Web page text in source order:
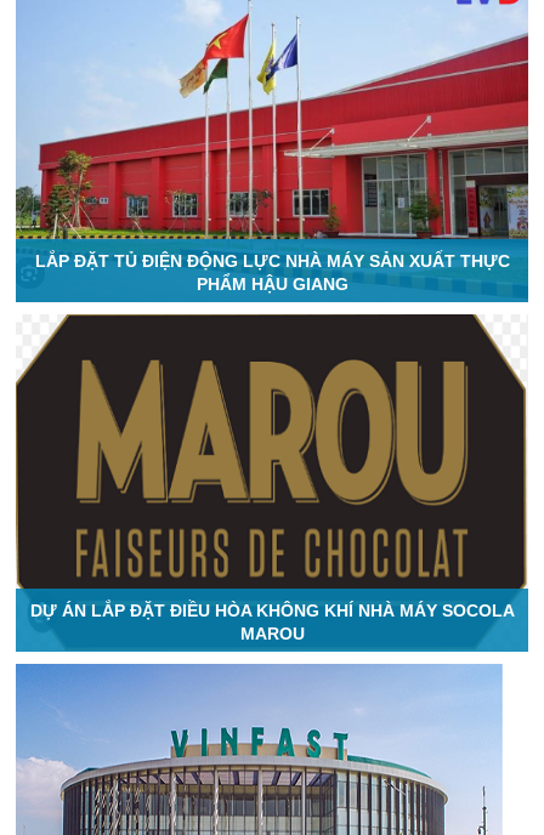
LẮP ĐẶT TỦ ĐIỆN ĐỘNG LỰC NHÀ MÁY SẢN XUẤT THỰC
PHẨM HẬU GIANG
DỰ ÁN LẮP ĐẶT ĐIỀU HÒA KHÔNG KHÍ NHÀ MÁY SOCOLA
MAROU